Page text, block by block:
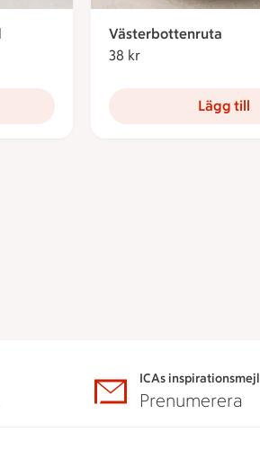
Västerbottenruta
38 kr
Lägg till
ICAs inspirationsmejl
Prenumerera